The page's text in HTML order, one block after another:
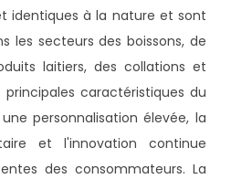
identiques à la nature et sont
les secteurs des boissons, de
laitiers, des collations et
principales caractéristiques du
personnalisation élevée, la
et l'innovation continue
des consommateurs. La